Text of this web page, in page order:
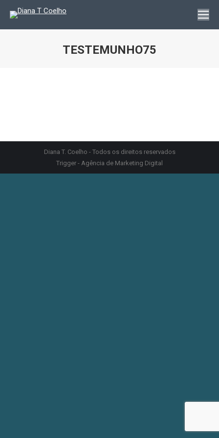
TESTEMUNHO75
Diana T. Coelho - Todos os direitos reservados
Trigger - Agência de Marketing Digital